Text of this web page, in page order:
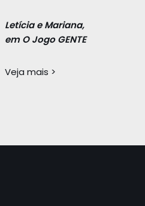
Letícia e Mariana,
em O Jogo GENTE
Veja mais >